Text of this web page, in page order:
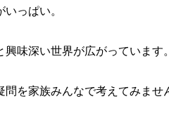
っぱい。
味深い世界が広がっています。
を家族みんなで考えてみませ